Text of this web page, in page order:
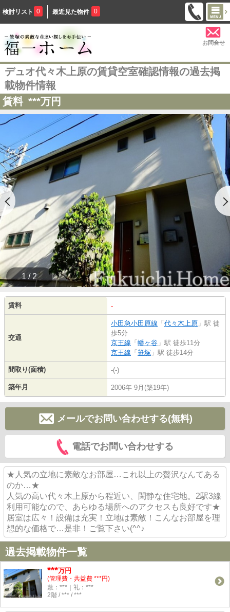
検討リスト 0 最近見た物件 0
お問合せ
デュオ代々木上原の賃貸空室確認情報の過去掲
載物件情報
賃料 ***万円
1 / 2
賃料 -
交通
小田急小田原線 「 代々木上原 」駅 徒
歩5分
京王線 「 幡ヶ谷 」駅 徒歩11分
京王線 「 笹塚 」駅 徒歩14分
間取り(面積) -(-)
築年月 2006年 9月(築19年)
メールでお問い合わせする(無料)
電話でお問い合わせする
★人気の立地に素敵なお部屋…これ以上の贅沢なんてある
のか…★
人気の高い代々木上原から程近い、閑静な住宅地。2駅3線
利用可能なので、あらゆる場所へのアクセスも良好です★
居室は広々！設備は充実！立地は素敵！こんなお部屋を理
想的な価格で…是非！ご覧下さい(^^♪
過去掲載物件一覧
***万円
(管理費・共益費 ***円)
敷：***｜礼：***
2階 / *** / ***